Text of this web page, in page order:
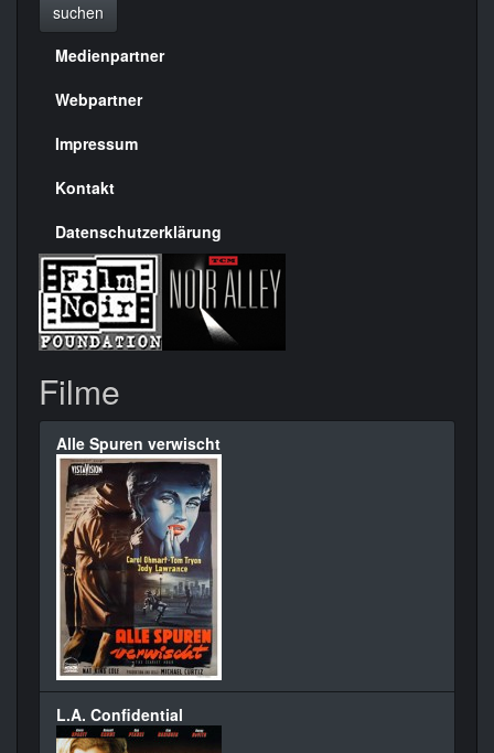
suchen
Menülinks
rechte
Seite
Medienpartner
Webpartner
Impressum
Kontakt
Datenschutzerklärung
Filme
Alle Spuren verwischt
L.A. Confidential